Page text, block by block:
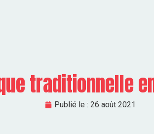
traditionnelle
Publié le : 26 août 2021